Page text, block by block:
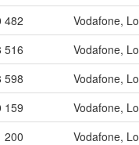
482
Vodafone,
516
Vodafone,
598
Vodafone,
159
Vodafone,
200
Vodafone,